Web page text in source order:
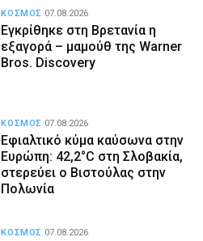
Εγκρίθηκε στη Βρετανία η
εξαγορά – μαμούθ της Warner
Bros. Discovery
ΚΟΣΜΟΣ 07.08.2026
Εφιαλτικό κύμα καύσωνα στην
Ευρώπη: 42,2°C στη Σλοβακία,
στερεύει ο Βιστούλας στην
Πολωνία
ΚΟΣΜΟΣ 07.08.2026
ΚΟΣΜΟΣ 07.08.2026